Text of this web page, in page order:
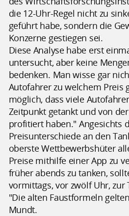
die 12-Uhr-Regel nicht zu
geführt habe, sondern die
Konzerne gestiegen sei.
Diese Analyse habe erst
untersucht, aber keine
bedenken. Man wisse gar
Autofahrer zu welchem Preis
möglich, dass viele
Zeitpunkt getankt und von
profitiert haben." Angesichts
Preisunterschiede an den
oberste Wettbewerbshüter
Preise mithilfe einer App zu
früher abends zu tanken,
vormittags, vor zwölf Uhr, zur
"Die alten Faustformeln
Mundt.